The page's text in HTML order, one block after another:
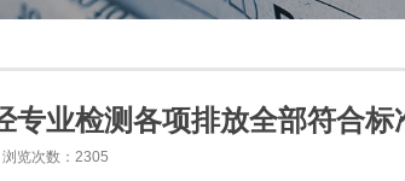
专业检测各项排放全部符合标
览次数：2305